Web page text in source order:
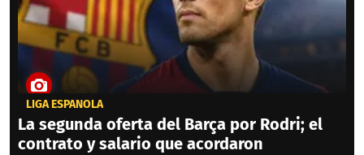
LIGA ESPAÑOLA
La segunda oferta del Barça por Rodri; el
contrato y salario que acordaron